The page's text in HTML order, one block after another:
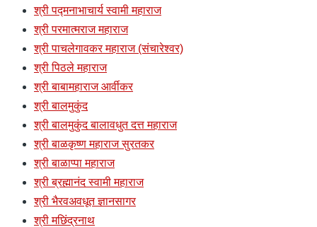
श्री पद्मनाभाचार्य स्वामी महाराज
श्री परमात्मराज महाराज
श्री पाचलेगावकर महाराज (संचारेश्वर)
श्री पिठले महाराज
श्री बाबामहाराज आर्वीकर
श्री बालमुकुंद
श्री बालमुकुंद बालावधुत दत्त महाराज
श्री बाळकृष्ण महाराज सुरतकर
श्री बाळाप्पा महाराज
श्री ब्रह्मानंद स्वामी महाराज
श्री भैरवअवधूत ज्ञानसागर
श्री मछिंद्रनाथ